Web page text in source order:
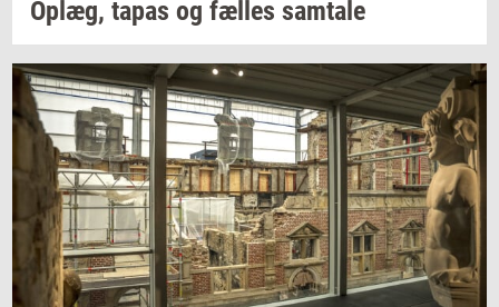
Oplæg, tapas og fæl­les sam­ta­le